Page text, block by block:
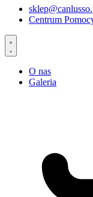
Centrum
O nas
Galeria